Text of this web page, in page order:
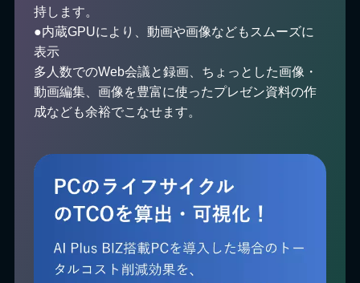
持します。
●内蔵GPUにより、動画や画像などもスムーズに
表示
多人数でのWeb会議と録画、ちょっとした画像・
動画編集、画像を豊富に使ったプレゼン資料の作
成なども余裕でこなせます。